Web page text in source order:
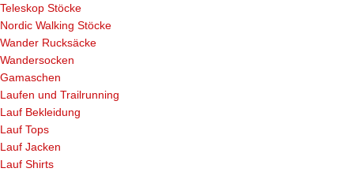
Teleskop Stöcke
Nordic Walking Stöcke
Wander Rucksäcke
Wandersocken
Gamaschen
Laufen und Trailrunning
Lauf Bekleidung
Lauf Tops
Lauf Jacken
Lauf Shirts